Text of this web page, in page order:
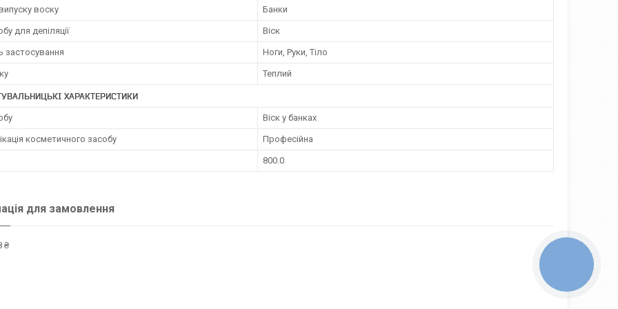
воску Банки
для депіляції Віск
застосування Ноги, Руки, Тіло
Теплий
ХАРАКТЕРИСТИКИ
Віск у банках
косметичного засобу Професійна
800.0
для замовлення
₴